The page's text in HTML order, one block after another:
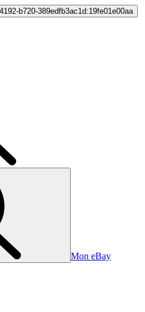
b720-389edfb3ac1d:19fe01e00aa
Mon eBay